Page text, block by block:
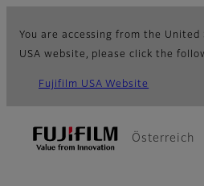
You are accessing from the
USA website, please click the
Fujifilm USA Website
Österreich